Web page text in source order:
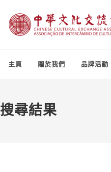
主頁 關於我們 品牌活動
搜尋結果